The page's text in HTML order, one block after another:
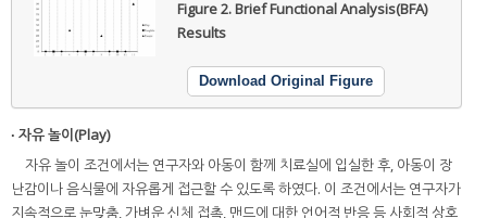
Figure 2.Brief Functional Analysis(BFA)
Results
Download Original Figure
∙ 자유 놀이(Play)
자유 놀이 조건에서는 연구자와 아동이 함께 치료실에 입실한 후, 아동이 장
난감이나 음식물에 자유롭게 접근할 수 있도록 하였다. 이 조건에서는 연구자가
지속적으로 눈맞춤, 가벼운 신체 접촉, 맨드에 대한 언어적 반응 등 사회적 상호